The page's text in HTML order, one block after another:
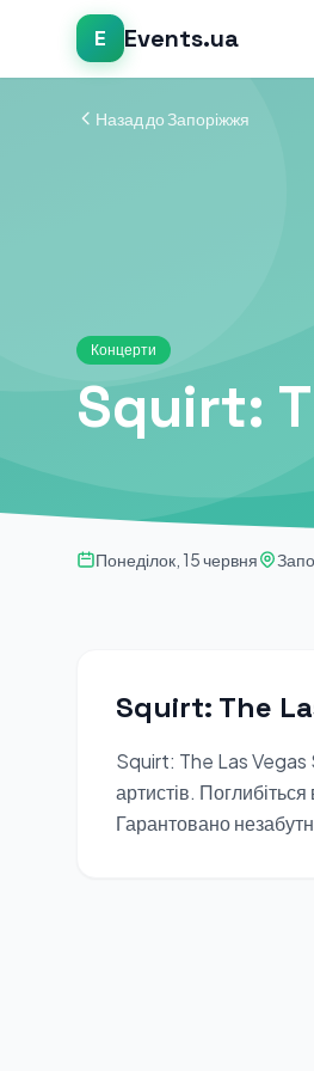
E Events.ua
Назад до Запоріжжя
Концерти
Squirt:
Понеділок, 15 червня
Squirt: The
Squirt: The Las Vegas
артистів.
Гарантовано